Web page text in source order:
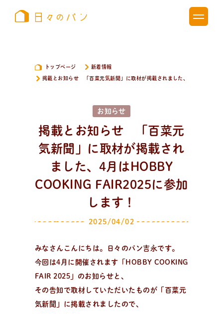
おしらせやイベントなど
日々のパンの活動状況やイベント、コラムをいち早くお
トップページ 新着情報
掲載とお知らせ 「百菜元気新聞」に取材が掲載されました、4月は
お知らせ
掲載とお知らせ 「百菜元
気新聞」に取材が掲載され
ました、4月はHOBBY
COOKING FAIR2025に参加
します！
2025/04/02
みなさんこんにちは。日々のパン吉永です。
今回は4月に開催されます「HOBBY COOKING
FAIR 2025」のお知らせと、
その告知で取材していただいたものが「百菜元
気新聞」に掲載されましたので、